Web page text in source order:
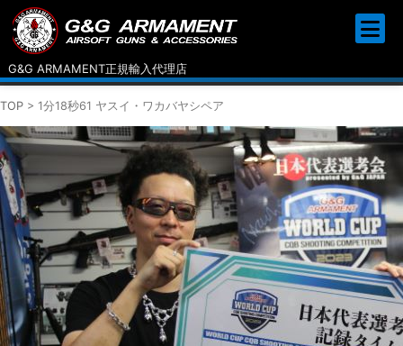
G&G ARMAMENT正規輸入代理店
TOP > 1分18秒61 ヤスイ・ワカバヤシペア